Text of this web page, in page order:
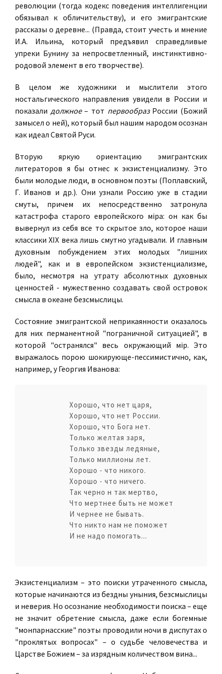
революции (тогда кодекс поведения интеллигенции
обязывал к обличительству), и его эмигрантские
рассказы о деревне... (Правда, стоит учесть и мнение
И.А. Ильина, который предъявил справедливые
упреки Бунину за непросветленный, инстинктивно-
родовой элемент в его творчестве).
В целом же художники и мыслители этого
ностальгического направления увидели в России и
показали должное– тот первообразРоссии (Божий
замысел о ней), который был нашим народом осознан
как идеал Святой Руси.
Вторую яркую ориентацию эмигрантских
литераторов я бы отнес к экзистенциализму. Это
были молодые люди, в основном поэты (Поплавский,
Г. Иванов и др.). Они узнали Россию уже в стадии
смуты, причем их непосредственно затронула
катастрофа старого европейского мiра: он как бы
вывернул из себя все то скрытое зло, которое наши
классики XIX века лишь смутно угадывали. И главным
духовным побуждением этих молодых "лишних
людей", как и в европейском экзистенциализме,
было, несмотря на утрату абсолютных духовных
ценностей - мужественно создавать свой островок
смысла в океане безсмыслицы.
Состояние эмигрантской неприкаянности оказалось
для них перманентной "пограничной ситуацией", в
которой "остранялся" весь окружающий мiр. Это
выражалось порою шокирующе-пессимистично, как,
например, у Георгия Иванова:
Хорошо, что нет царя,
Хорошо, что нет России.
Хорошо, что Бога нет.
Только желтая заря,
Только звезды ледяные,
Только миллионы лет.
Хорошо - что никого.
Хорошо - что ничего.
Так черно н так мертво,
Что мертнее быть не может
И чернее не бывать.
Что никто нам не поможет
И не надо помогать...
Экзистенциализм – это поиски утраченного смысла,
которые начинаются из бездны уныния, безсмыслицы
и неверия. Но осознание необходимости поиска – еще
не значит обретение смысла, даже если богемные
"монпарнасские" поэты проводили ночи в диспутах о
"проклятых вопросах" – о судьбе человечества и
Царстве Божием – за изрядным количеством вина...